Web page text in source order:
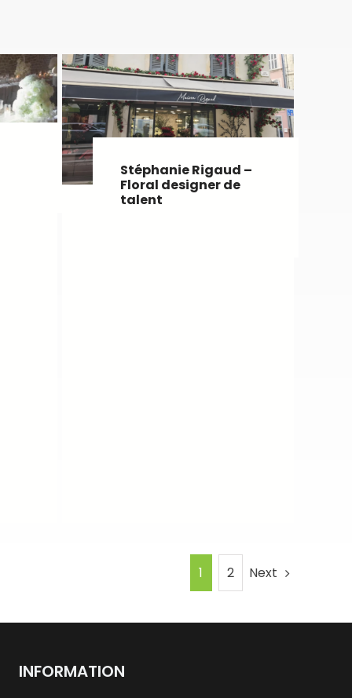
Stéphanie Rigaud –
Floral designer de
talent
1 2 Next
INFORMATION